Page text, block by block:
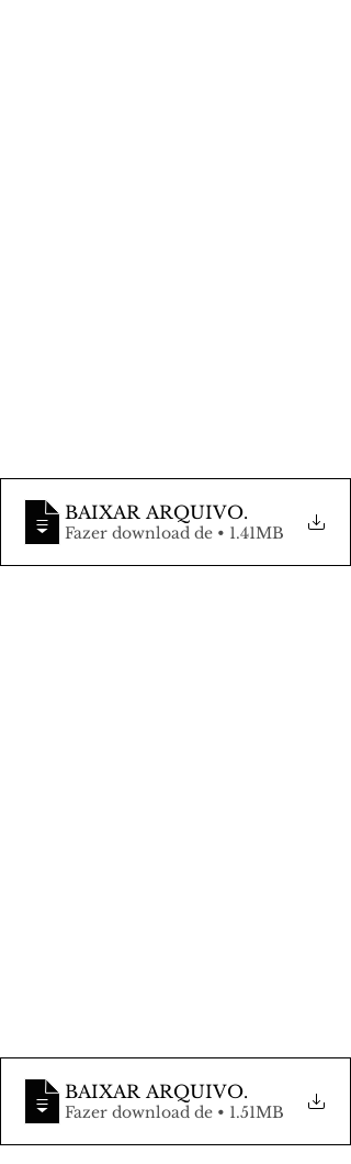
BAIXAR ARQUIVO.
Fazer download de • 1.41MB
BAIXAR ARQUIVO.
Fazer download de • 1.51MB